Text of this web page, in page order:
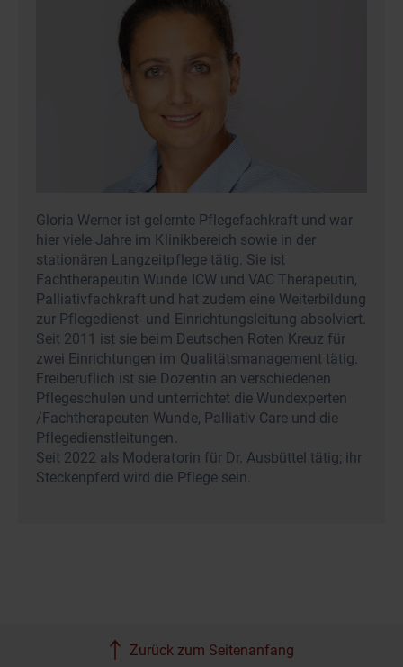
Gloria Werner ist gelernte Pflegefachkraft und war
hier viele Jahre im Klinikbereich sowie in der
stationären Langzeitpflege tätig. Sie ist
Fachtherapeutin Wunde ICW und VAC Therapeutin,
Palliativfachkraft und hat zudem eine Weiterbildung
zur Pflegedienst- und Einrichtungsleitung absolviert.
Seit 2011 ist sie beim Deutschen Roten Kreuz für
zwei Einrichtungen im Qualitätsmanagement tätig.
Freiberuflich ist sie Dozentin an verschiedenen
Pflegeschulen und unterrichtet die Wundexperten
/Fachtherapeuten Wunde, Palliativ Care und die
Pflegedienstleitungen.
Seit 2022 als Moderatorin für Dr. Ausbüttel tätig; ihr
Steckenpferd wird die Pflege sein.
Zurück zum Seitenanfang